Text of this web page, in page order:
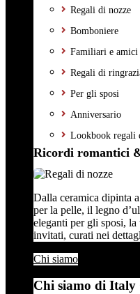
Regali di nozze
Bomboniere
Familiari e amici
Regali di
Per gli sposi
Anniversario
Lookbook regali
Ricordi romantici
Dalla ceramica dipinta
per la pelle, il legno
eleganti per gli sposi,
invitati, curati nei
Chi siamo
Chi siamo di Italy